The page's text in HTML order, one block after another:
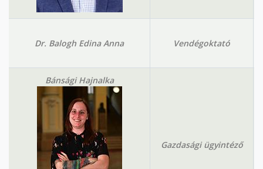
Dr. Balogh Edina Anna Vendégoktató
Bánsági Hajnalka
Gazdasági ügyintéző